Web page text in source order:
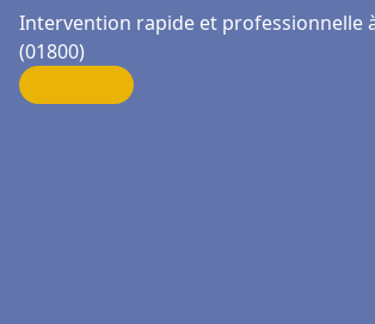
Intervention rapide et professionnelle
(01800)